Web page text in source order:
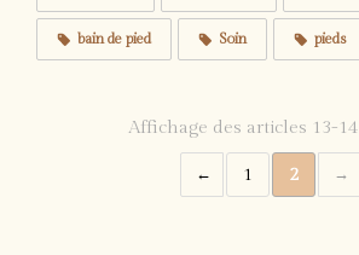
bain de pied Soin pieds
Affichage des articles 13-
1 2